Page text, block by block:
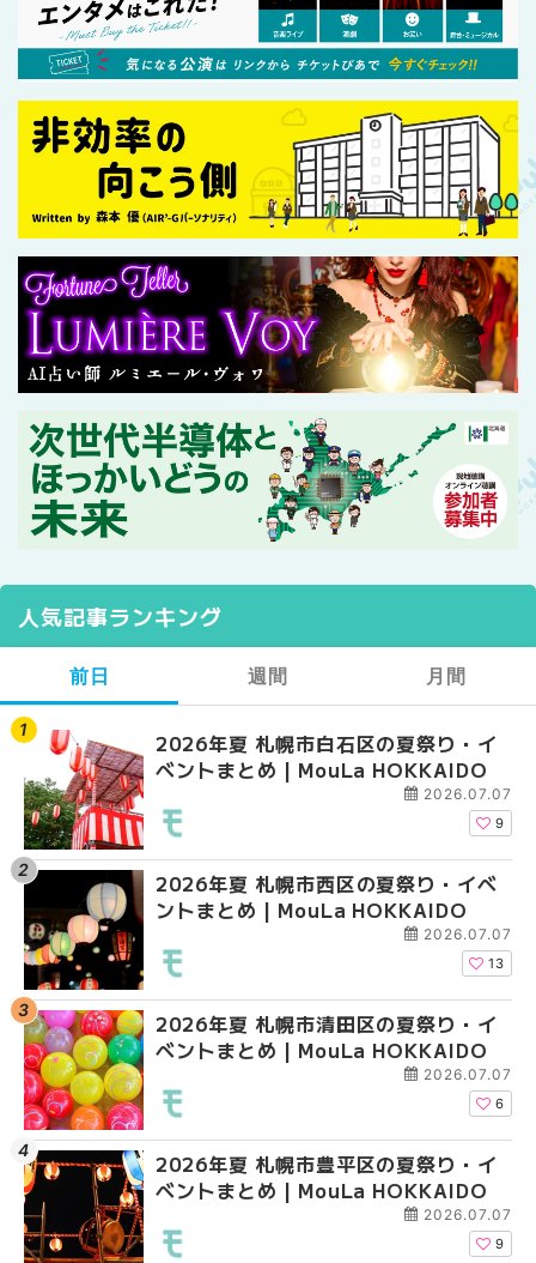
人気記事ランキング
前日
2026年夏 札幌市白石区の夏祭り・イ
ベントまとめ | MouLa HOKKAIDO
2026.07.07
9
2026年夏 札幌市西区の夏祭り・イベ
ントまとめ | MouLa HOKKAIDO
2026.07.07
13
2026年夏 札幌市清田区の夏祭り・イ
ベントまとめ | MouLa HOKKAIDO
2026.07.07
6
2026年夏 札幌市豊平区の夏祭り・イ
ベントまとめ | MouLa HOKKAIDO
2026.07.07
9
週間
2026年夏 札幌市西区
ントまとめ | MouLa
【2026年最新】札幌
ガーデン｜オープン日
大通公園から穴場テ
2026年夏 札幌市白石
ベントまとめ |
2026年夏 札幌市手稲
ベントまとめ |
月間
【2026年最新】札幌
ガーデン｜オープン日
大通公園から穴場テ
2026年夏 札幌市北区
ントまとめ | MouLa
2026年夏 札幌市白石
ベントまとめ |
2026年夏 札幌市西区
ントまとめ | MouLa